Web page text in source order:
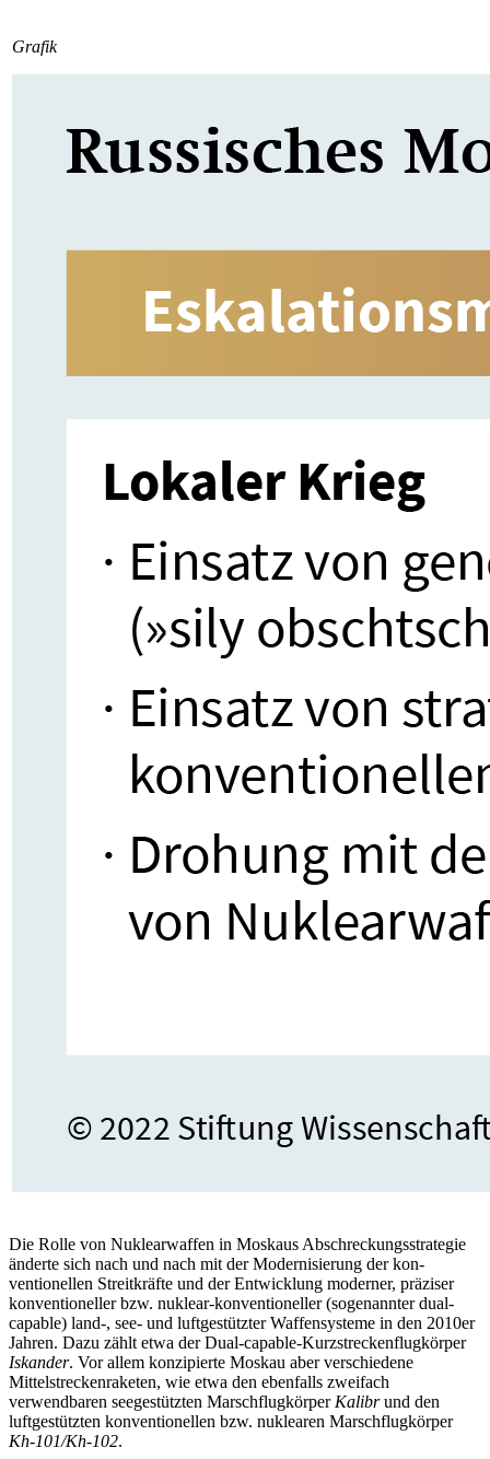
Grafik
Die Rolle von Nuklearwaffen in Moskaus Abschreckungsstrategie
änderte sich nach und nach mit der Modernisierung der kon­
ventionellen Streitkräfte und der Entwicklung moderner, präziser
konventioneller bzw. nuklear-konventio­neller (sogenannter dual-
capable) land-, see- und luftgestützter Waffensysteme in den 2010er
Jahren. Dazu zählt etwa der Dual-capable-Kurzstrecken­flugkörper
Iskander. Vor allem konzipierte Moskau aber verschiedene
Mittelstreckenraketen, wie etwa den ebenfalls zweifach
verwendbaren seegestützten MarschflugkörperKalibrund den
luftgestützten kon­ventionellen bzw. nuklearen Marschflugkörper
Kh-101/Kh-102.